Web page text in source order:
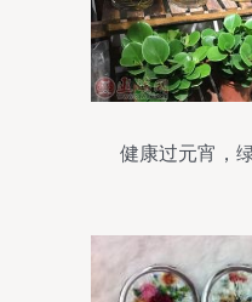
健康过元宵，